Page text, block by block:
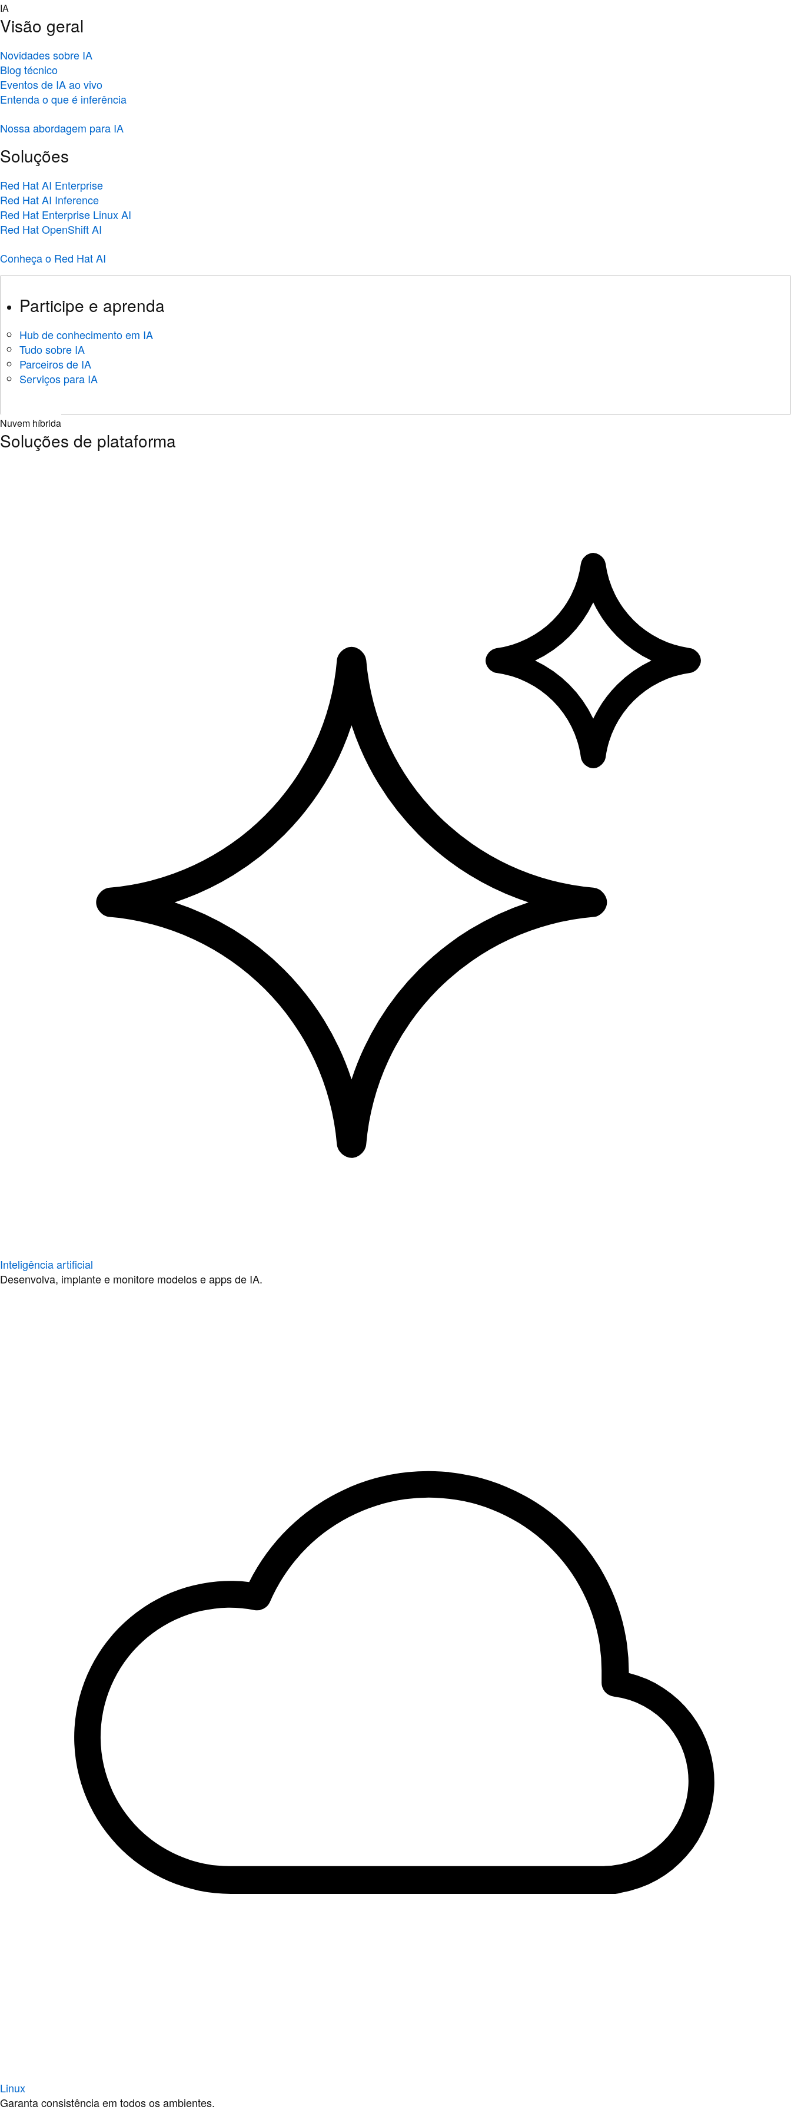
Skip
content
IA
Visão geral
Novidades sobre IA
Blog técnico
Eventos de IA ao vivo
Entenda o que é inferência
Nossa abordagem para IA
Soluções
Red Hat AI Enterprise
Red Hat AI Inference
Red Hat Enterprise Linux AI
Red Hat OpenShift AI
Conheça o Red Hat AI
Participe e aprenda
Hub de conhecimento em IA
Tudo sobre IA
Parceiros de IA
Serviços para IA
Nuvem híbrida
Soluções de plataforma
Inteligência artificial
Desenvolva, implante e monitore modelos e apps de IA.
Linux
Garanta consistência em todos os ambientes.